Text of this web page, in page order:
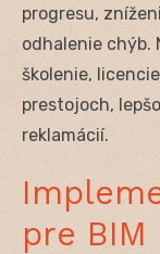
progresu,
odhalenie chýb.
školenie,
prestojoch,
reklamácií.
pre BIM